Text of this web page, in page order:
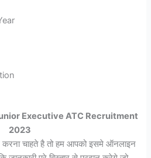
Executive ATC Recruitment
2023
चाहते है तो हम आपको इसमे ऑनलाइन